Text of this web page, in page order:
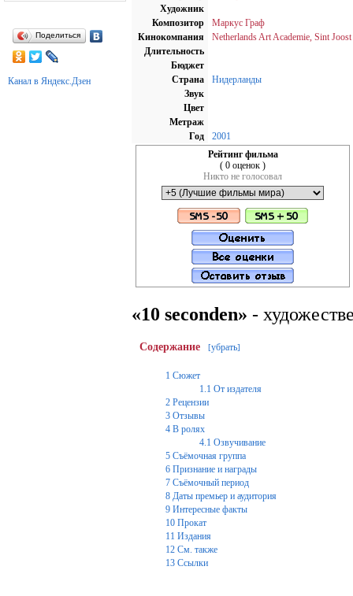
Поделиться
Канал в Яндекс.Дзен
Художник
Композитор
Маркус Граф
Кинокомпания
Netherlands Art Academie, Sint Joost
Длительность
Бюджет
Страна
Нидерланды
Звук
Цвет
Метраж
Год
2001
Рейтинг фильма
( 0 оценок )
Никто не голосовал
«10 seconden» -
Содержание [убрать]
1 Сюжет
1.1 От издателя
2 Рецензии
3 Отзывы
4 В ролях
4.1 Озвучивание
5 Съёмочная группа
6 Признание и награды
7 Съёмочный период
8 Даты премьер и аудитория
9 Интересные факты
10 Прокат
11 Издания
12 См. также
13 Ссылки